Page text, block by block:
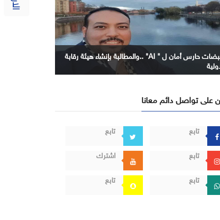
نبضات حارس أمان ل " AI" ..والمطالبة بإنشاء هيئة رقابة
على تواصل دائم معانا
تابع
تابع
تابع
اشترك
تابع
تابع